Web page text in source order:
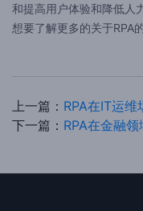
和提高用户体验和降低人
想要了解更多的关于RPA
上一篇： RPA在IT运维
下一篇： RPA在金融